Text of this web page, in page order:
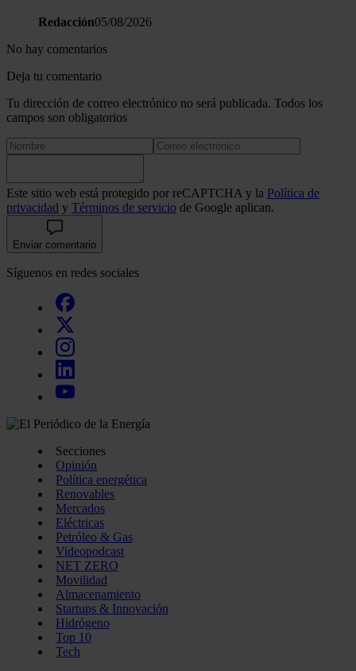
Redacción05/08/2026
No hay comentarios
Deja tu comentario
Tu dirección de correo electrónico no será publicada. Todos los
campos son obligatorios
Este sitio web está protegido por reCAPTCHA y la Política de
privacidad y Términos de servicio de Google aplican.
Enviar comentario
Síguenos en redes sociales
Secciones
Opinión
Política energética
Renovables
Mercados
Eléctricas
Petróleo & Gas
Videopodcast
NET ZERO
Movilidad
Almacenamiento
Startups & Innovación
Hidrógeno
Top 10
Tech